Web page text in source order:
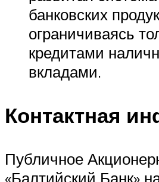
банковских
ограничиваясь
кредитами
вкладами.
Контактная
Публичное
«Балтийский Банк»